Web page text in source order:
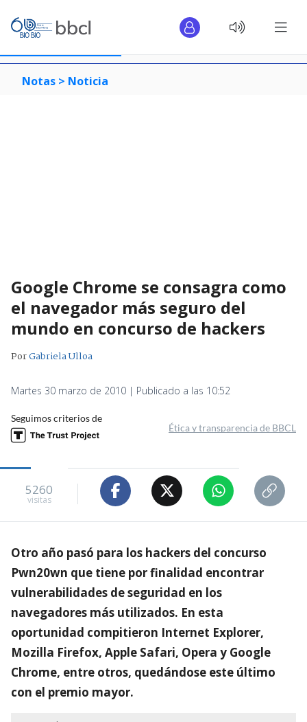
Notas > Noticia
Google Chrome se consagra como
el navegador más seguro del
mundo en concurso de hackers
PorGabriela Ulloa
Martes 30 marzo de 2010 | Publicado a las 10:52
Seguimos criterios de
Ética y transparencia de BBCL
5260
visitas
Otro año pasó para los hackers del concurso
Pwn20wn que tiene por finalidad encontrar
vulnerabilidades de seguridad en los
navegadores más utilizados. En esta
oportunidad compitieron Internet Explorer,
Mozilla Firefox, Apple Safari, Opera y Google
Chrome, entre otros, quedándose este último
con el premio mayor.